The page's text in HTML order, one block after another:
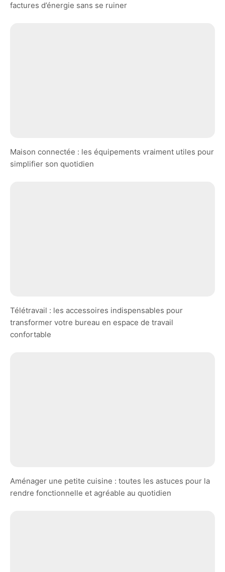
factures d’énergie sans se ruiner
Maison connectée : les équipements vraiment utiles pour
simplifier son quotidien
Télétravail : les accessoires indispensables pour
transformer votre bureau en espace de travail
confortable
Aménager une petite cuisine : toutes les astuces pour la
rendre fonctionnelle et agréable au quotidien